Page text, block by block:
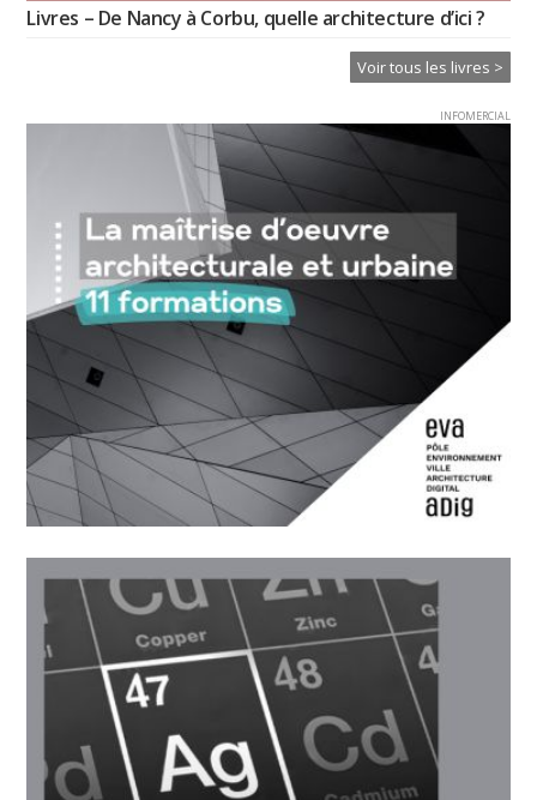
Livres – De Nancy à Corbu, quelle architecture d’ici ?
Voir tous les livres >
INFOMERCIAL